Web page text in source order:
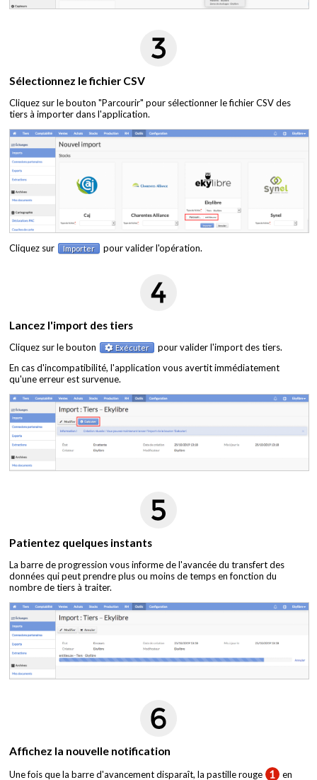
Sélectionnez le fichier CSV
Cliquez sur le bouton "Parcourir" pour sélectionner le fichier CSV des
tiers à importer dans l'application.
Cliquez sur Importer pour valider l'opération.
Lancez l'import des tiers
Cliquez sur le bouton Exécuter
pour valider l'import des tiers.
En cas d'incompatibilité, l'application vous avertit immédiatement
qu'une erreur est survenue.
Patientez quelques instants
La barre de progression vous informe de l'avancée du transfert des
données qui peut prendre plus ou moins de temps en fonction du
nombre de tiers à traiter.
Affichez la nouvelle notification
Une fois que la barre d'avancement disparaît, la pastille rouge en